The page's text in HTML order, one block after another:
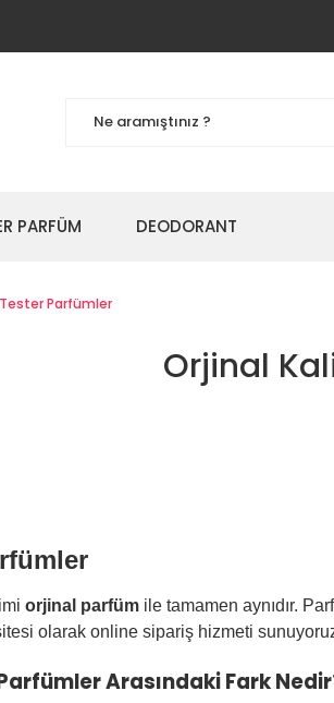
PARFÜM DEODORANT
Parfümler
Orjinal
orjinal parfüm ile tamamen aynıdır.
olarak online sipariş hizmeti
Arasındaki Fark